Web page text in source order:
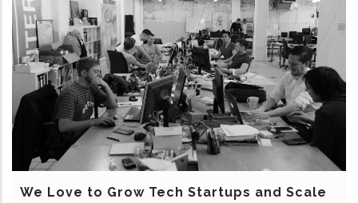
We Love to Grow Tech Startups and Scale